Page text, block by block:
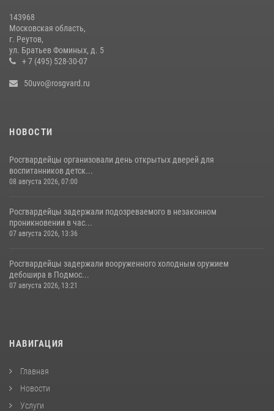
13 июля 2026, 14:14
143968
Московская область,
г. Реутов,
ул. Братьев Фоминых, д. 5
+ 7 (495) 528-30-07
50uvo@rosgvard.ru
НОВОСТИ
Росгвардейцы организовали день открытых дверей для
воспитанников детск...
08 августа 2026, 07:00
Росгвардейцы задержали подозреваемого в незаконном
проникновении в час...
07 августа 2026, 13:36
Росгвардейцы задержали вооруженного холодным оружием
дебошира в Подмос...
07 августа 2026, 13:21
НАВИГАЦИЯ
Главная
Новости
Услуги